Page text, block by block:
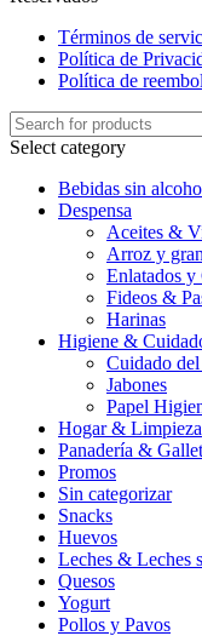
Términos de
Política de
Política de
Select category
Bebidas sin
Despensa
Aceites &
Arroz y
Enlatados y
Fideos &
Harinas
Higiene &
Cuidado
Jabones
Papel
Hogar & Limpieza
Panadería &
Promos
Sin categorizar
Snacks
Huevos
Leches & Leches
Quesos
Yogurt
Pollos y Pavos